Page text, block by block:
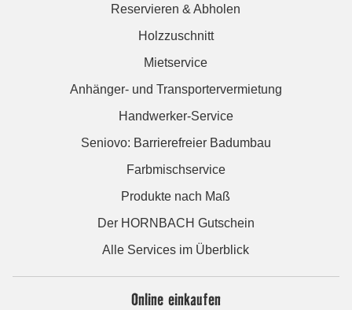
Reservieren & Abholen
Holzzuschnitt
Mietservice
Anhänger- und Transportervermietung
Handwerker-Service
Seniovo: Barrierefreier Badumbau
Farbmischservice
Produkte nach Maß
Der HORNBACH Gutschein
Alle Services im Überblick
Online einkaufen